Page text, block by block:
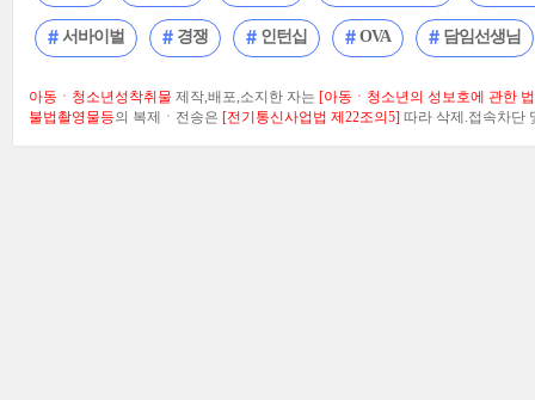
서바이벌 경쟁 인턴십 OVA 담임선생님
아동ㆍ청소년성착취물 제작,배포,소지한 자는 [아동ㆍ청소년의 성보호에 관한
불법촬영물등의 복제ㆍ전송은 [전기통신사업법 제22조의5] 따라 삭제.접속차단